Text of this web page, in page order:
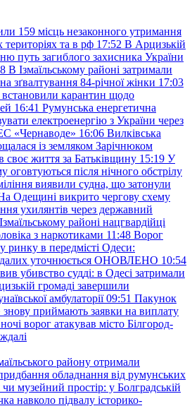
159 місць незаконного утримання
територіях та в рф 17:52 В Арцизькій
путь загиблого захисника України
В Ізмаїльському районі затримали
зґвалтування 84-річної жінки 17:03
карантин щодо
16:41 Румунська енергетична
електроенергію з України через
«Чернаводе» 16:06 Вилківська
із земляком Зарічнюком
своє життя за Батьківщину 15:19 У
оговтуються після нічного обстрілу
виявили судна, що затонули
Одещині викрито чергову схему
ухилянтів через державний
районі нацгвардійці
з наркотиками 11:48 Ворог
ринку в передмісті Одеси:
уточнюється ОНОВЛЕНО 10:54
убивство судді: в Одесі затримали
громаді завершили
амбулаторії 09:51 Пакунок
приймають заявки на виплату
ворог атакував місто Білгород-
району отримали
обладнання від румунських
музейний простір: у Болградській
навколо підвалу історико-